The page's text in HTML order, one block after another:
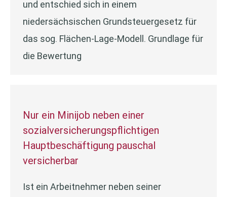
und entschied sich in einem
niedersächsischen Grundsteuergesetz für
das sog. Flächen-Lage-Modell. Grundlage für
die Bewertung
Nur ein Minijob neben einer
sozialversicherungspflichtigen
Hauptbeschäftigung pauschal
versicherbar
Ist ein Arbeitnehmer neben seiner